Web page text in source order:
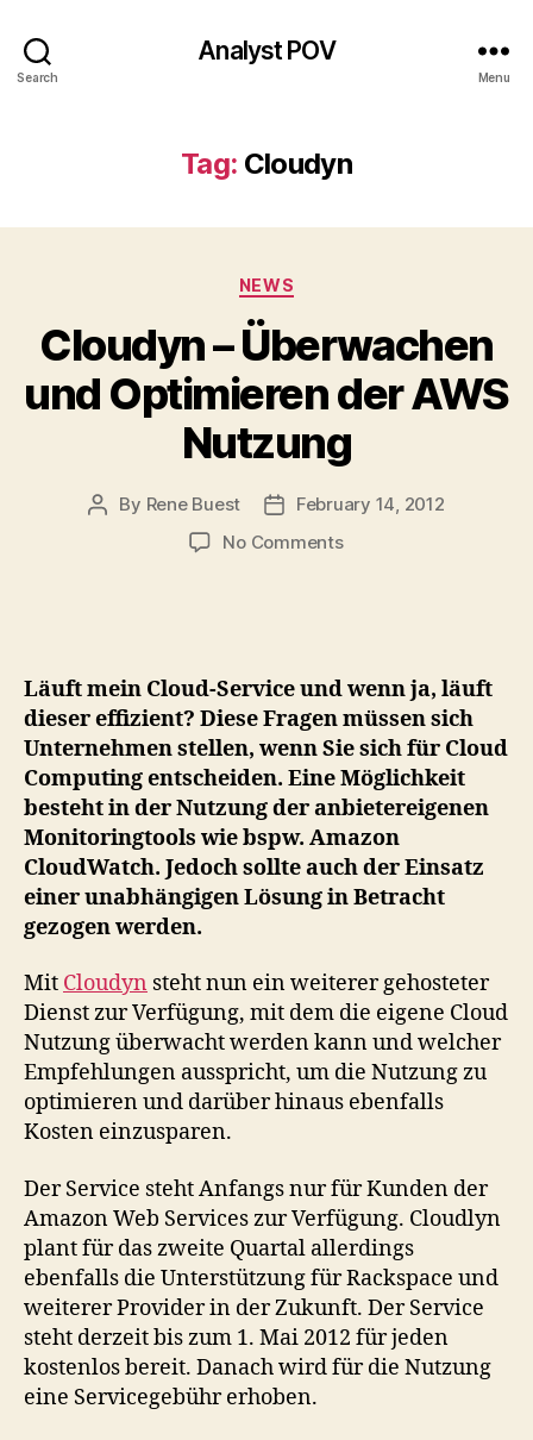
Search
Analyst POV
Menu
Tag: Cloudyn
Categories
NEWS
Cloudyn – Überwachen
und Optimieren der AWS
Nutzung
Post
By Rene Buest
PostFebruary 14, 2012
No Commentson
der
AWS
Nutzung
Läuft mein Cloud-Service und wenn ja, läuft
dieser effizient? Diese Fragen müssen sich
Unternehmen stellen, wenn Sie sich für Cloud
Computing entscheiden. Eine Möglichkeit
besteht in der Nutzung der anbietereigenen
Monitoringtools wie bspw. Amazon
CloudWatch. Jedoch sollte auch der Einsatz
einer unabhängigen Lösung in Betracht
gezogen werden.
Mit Cloudyn steht nun ein weiterer gehosteter
Dienst zur Verfügung, mit dem die eigene Cloud
Nutzung überwacht werden kann und welcher
Empfehlungen ausspricht, um die Nutzung zu
optimieren und darüber hinaus ebenfalls
Kosten einzusparen.
Der Service steht Anfangs nur für Kunden der
Amazon Web Services zur Verfügung. Cloudlyn
plant für das zweite Quartal allerdings
ebenfalls die Unterstützung für Rackspace und
weiterer Provider in der Zukunft. Der Service
steht derzeit bis zum 1. Mai 2012 für jeden
kostenlos bereit. Danach wird für die Nutzung
eine Servicegebühr erhoben.